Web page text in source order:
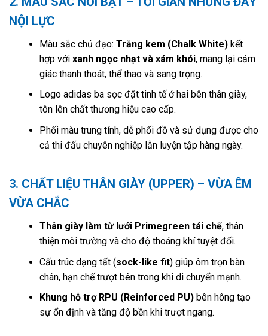
NỘI LỰC
Màu sắc chủ đạo: Trắng kem (Chalk White)kết
hợp với xanh ngọc nhạt và xám khói, mang lại cảm
giác thanh thoát, thể thao và sang trọng.
Logo adidas ba sọc đặt tinh tế ở hai bên thân giày,
tôn lên chất thương hiệu cao cấp.
Phối màu trung tính, dễ phối đồ và sử dụng được cho
cả thi đấu chuyên nghiệp lẫn luyện tập hàng ngày.
3. CHẤT LIỆU THÂN GIÀY (UPPER) – VỪA ÊM
VỪA CHẮC
Thân giày làm từ lưới Primegreen tái chế, thân
thiện môi trường và cho độ thoáng khí tuyệt đối.
Cấu trúc dạng tất (sock-like fit) giúp ôm trọn bàn
chân, hạn chế trượt bên trong khi di chuyển mạnh.
Khung hỗ trợ RPU (Reinforced PU)bên hông tạo
sự ổn định và tăng độ bền khi trượt ngang.